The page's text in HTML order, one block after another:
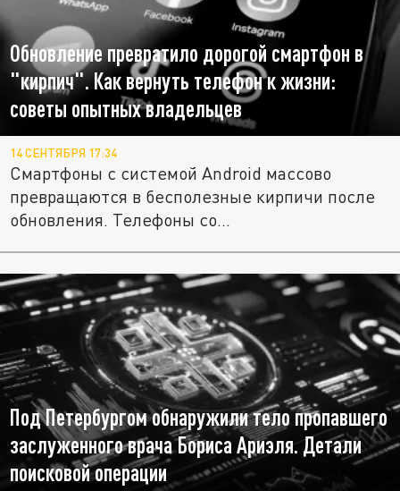
Обновление превратило дорогой смартфон в
"кирпич". Как вернуть телефон к жизни:
советы опытных владельцев
14 СЕНТЯБРЯ 17:34
Смартфоны с системой Android массово
превращаются в бесполезные кирпичи после
обновления. Телефоны со...
Под Петербургом обнаружили тело пропавшего
заслуженного врача Бориса Ариэля. Детали
поисковой операции